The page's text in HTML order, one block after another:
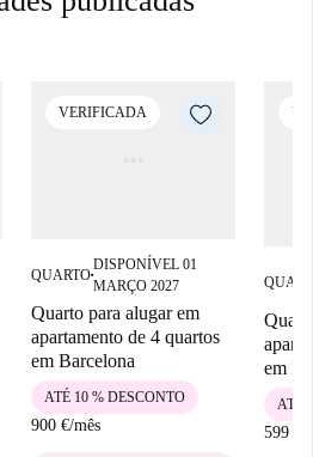
VERIFICADA
QUARTO■
DISPONÍVEL 01
MARÇO 2027
Quarto para alugar em
apartamento de 4 quartos
em Barcelona
900 €/mês
ATÉ 10 % DESCONTO
em
599 €
ATÉ